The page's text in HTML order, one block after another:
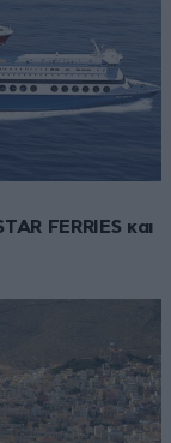
FERRIES και